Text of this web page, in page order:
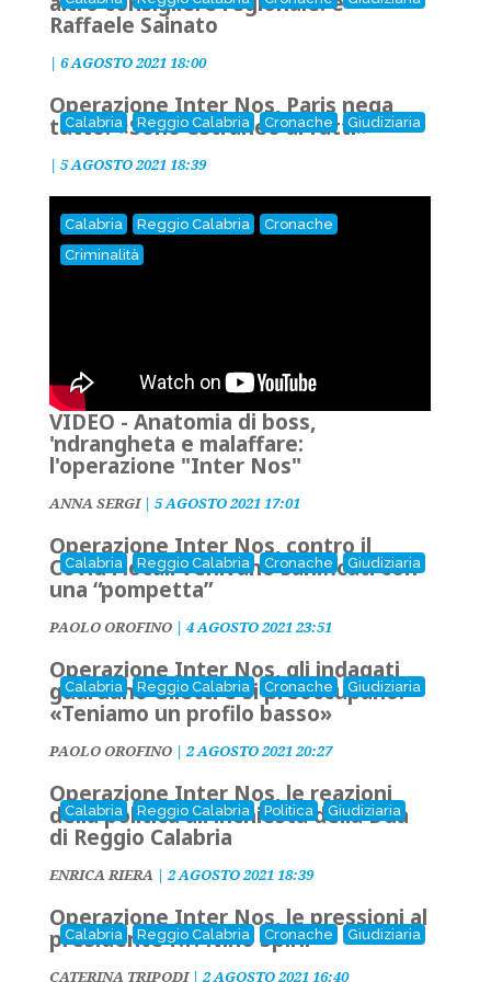
Raffaele Sainato
| 6 AGOSTO 2021 18:00
Calabria Reggio Calabria Cronache Giudiziaria
Operazione Inter Nos, Paris nega
tutto: «Sono estraneo ai fatti»
| 5 AGOSTO 2021 18:39
Calabria Reggio Calabria
Cronache
Criminalità
VIDEO - Anatomia di boss,
'ndrangheta e malaffare:
l'operazione "Inter Nos"
ANNA SERGI| 5 AGOSTO 2021 17:01
Calabria Reggio Calabria Cronache Giudiziaria
Operazione Inter Nos, contro il
Covid i locali venivano sanificati con
una “pompetta”
PAOLO OROFINO| 4 AGOSTO 2021 23:51
Calabria Reggio Calabria Cronache Giudiziaria
Operazione Inter Nos, gli indagati
guardano Giletti e si preoccupano:
«Teniamo un profilo basso»
PAOLO OROFINO| 2 AGOSTO 2021 20:27
Calabria Reggio Calabria Politica Giudiziaria
Operazione Inter Nos, le reazioni
della politica all'inchiesta della Dda
di Reggio Calabria
ENRICA RIERA| 2 AGOSTO 2021 18:39
Calabria Reggio Calabria Cronache Giudiziaria
Operazione Inter Nos, le pressioni al
presidente f.f. Nino Spirlì
CATERINA TRIPODI| 2 AGOSTO 2021 16:40